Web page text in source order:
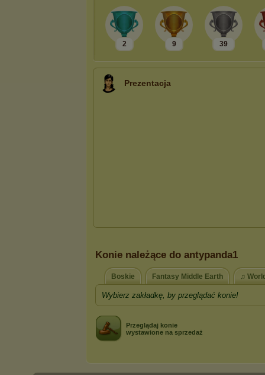
2 9 39
Prezentacja
Konie należące do antypanda1
Boskie Fantasy Middle Earth ♫
Wybierz zakładkę, by przeglądać konie!
Przeglądaj konie
wystawione na sprzedaż